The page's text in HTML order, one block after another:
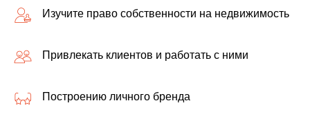
Изучите право собственности на недвижимость
Привлекать клиентов и работать с ними
Построению личного бренда